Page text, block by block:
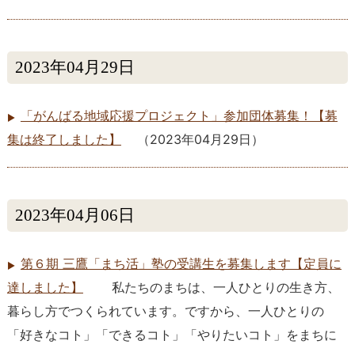
2023年04月29日
「がんばる地域応援プロジェクト」参加団体募集！【募
集は終了しました】
（2023年04月29日 ）
2023年04月06日
第６期 三鷹「まち活」塾の受講生を募集します【定員に
達しました】
私たちのまちは、一人ひとりの生き方、
暮らし方でつくられています。ですから、一人ひとりの
「好きなコト」「できるコト」「やりたいコト」をまちに